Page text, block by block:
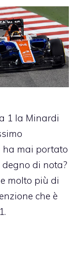
1 la Minardi
ha mai portato
di nota?
molto più di
che è